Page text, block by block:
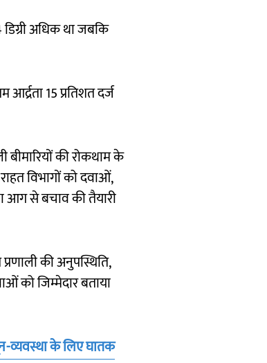
अधिक था जबकि
15 प्रतिशत दर्ज
बीमारियों की रोकथाम के
विभागों को दवाओं,
आग से बचाव की तैयारी
की अनुपस्थिति,
को जिम्मेदार बताया
व्यवस्था के लिए घातक